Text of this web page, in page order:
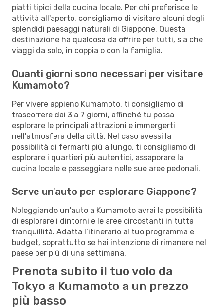
piatti tipici della cucina locale. Per chi preferisce le
attività all'aperto, consigliamo di visitare alcuni degli
splendidi paesaggi naturali di Giappone. Questa
destinazione ha qualcosa da offrire per tutti, sia che
viaggi da solo, in coppia o con la famiglia.
Quanti giorni sono necessari per visitare
Kumamoto?
Per vivere appieno Kumamoto, ti consigliamo di
trascorrere dai 3 a 7 giorni, affinché tu possa
esplorare le principali attrazioni e immergerti
nell'atmosfera della città. Nel caso avessi la
possibilità di fermarti più a lungo, ti consigliamo di
esplorare i quartieri più autentici, assaporare la
cucina locale e passeggiare nelle sue aree pedonali.
Serve un'auto per esplorare Giappone?
Noleggiando un'auto a Kumamoto avrai la possibilità
di esplorare i dintorni e le aree circostanti in tutta
tranquillità. Adatta l’itinerario al tuo programma e
budget, soprattutto se hai intenzione di rimanere nel
paese per più di una settimana.
Prenota subito il tuo volo da
Tokyo a Kumamoto a un prezzo
più basso